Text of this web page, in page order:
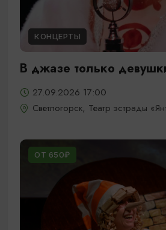
КОНЦЕРТЫ
В джазе только
27.09.2026 17:00
Светлогорск, Театр эстрады
ОТ 650₽